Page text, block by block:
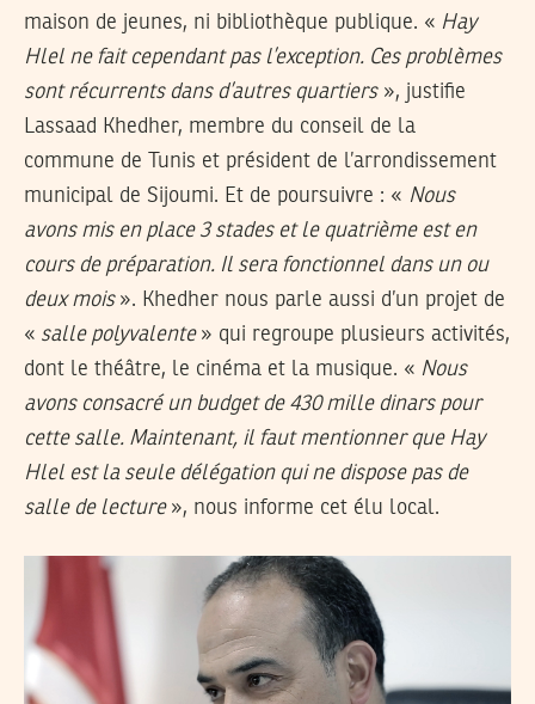
maison de jeunes, ni bibliothèque publique. « Hay
Hlel ne fait cependant pas l’exception. Ces problèmes
sont récurrents dans d’autres quartiers», justifie
Lassaad Khedher, membre du conseil de la
commune de Tunis et président de l’arrondissement
municipal de Sijoumi. Et de poursuivre : « Nous
avons mis en place 3 stades et le quatrième est en
cours de préparation. Il sera fonctionnel dans un ou
deux mois ». Khedher nous parle aussi d’un projet de
« salle polyvalente» qui regroupe plusieurs activités,
dont le théâtre, le cinéma et la musique. « Nous
avons consacré un budget de 430 mille dinars pour
cette salle. Maintenant, il faut mentionner que Hay
Hlel est la seule délégation qui ne dispose pas de
salle de lecture», nous informe cet élu local.